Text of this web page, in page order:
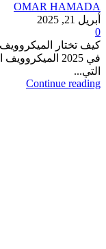
OMAR HAMADA
أبريل 21, 2025
0
كيف تختار
في 2025
التي...
Continue reading